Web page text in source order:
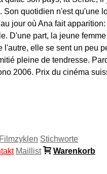
Son quotidien n'est qu'une
jour où Ana fait
D'une part, la jeune
l'autre, elle se sent un peu
pleine de tendresse.
2006. Prix du cinéma
Filmzyklen Stichworte
Maillist
Warenkorb